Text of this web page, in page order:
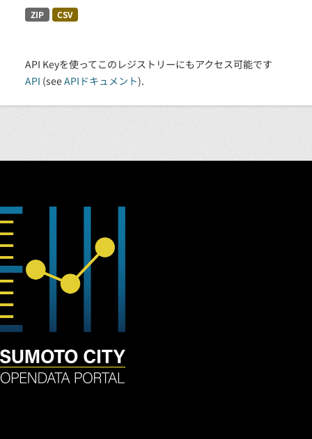
ZIP CSV
API Keyを使ってこのレジストリーにもアクセス可能です
API (seeAPIドキュメント).